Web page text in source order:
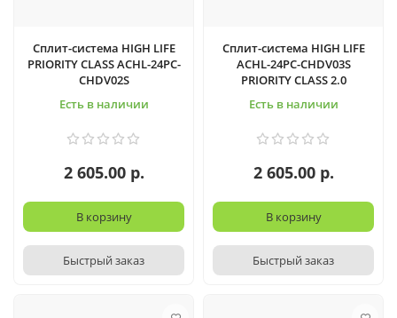
Сплит-система HIGH LIFE
PRIORITY CLASS ACHL-24PC-
CHDV02S
Есть в наличии
2 605.00 р.
В корзину
Быстрый заказ
Сплит-система HIGH LIFE
ACHL-24PC-CHDV03S
PRIORITY CLASS 2.0
Есть в наличии
2 605.00 р.
В корзину
Быстрый заказ